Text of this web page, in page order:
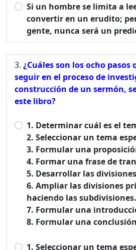
Si un hombre se limita a
convertir en un erudito;
gente, nunca será un
¿Cuáles son los ocho pasos
seguir en el proceso de
construcción de un sermón,
este libro?
1. Determinar cuál es el
2. Seleccionar un tema
3. Formular una
4. Formar una frase de
5. Desarrollar las
6. Ampliar las divisiones
haciendo las subdivisiones.
7. Formular una
8. Formular una
1. Seleccionar un tema